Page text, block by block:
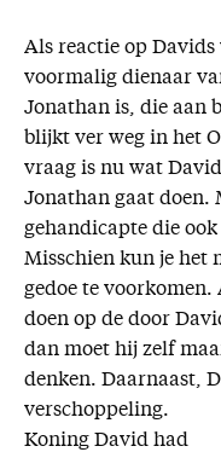
Als reactie op
voormalig dienaar
Jonathan is, die aan
blijkt ver weg in het
vraag is nu wat
Jonathan gaat doen.
gehandicapte die ook
Misschien kun je het
gedoe te voorkomen.
doen op de door
dan moet hij zelf
denken. Daarnaast,
verschoppeling.
Koning David had